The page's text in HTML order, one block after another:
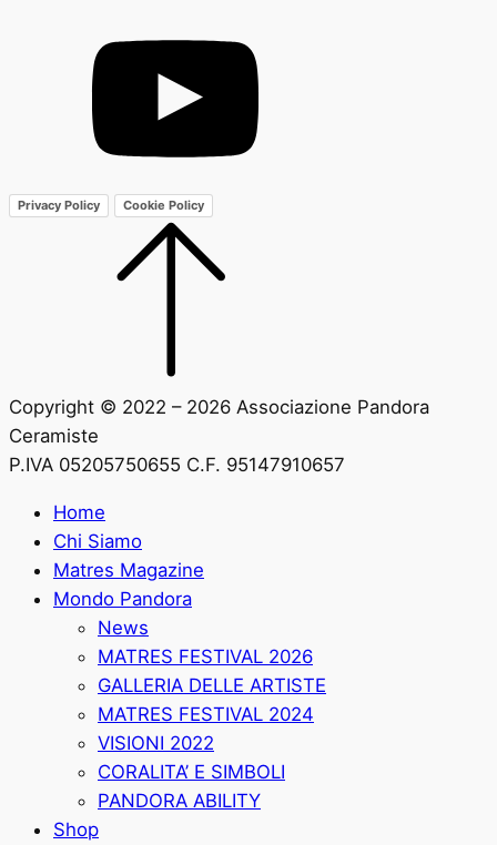
Privacy Policy Cookie Policy
Copyright © 2022 – 2026 Associazione Pandora
Ceramiste
P.IVA 05205750655 C.F. 95147910657
Home
Chi Siamo
Matres Magazine
Mondo Pandora
News
MATRES FESTIVAL 2026
GALLERIA DELLE ARTISTE
MATRES FESTIVAL 2024
VISIONI 2022
CORALITA’ E SIMBOLI
PANDORA ABILITY
Shop